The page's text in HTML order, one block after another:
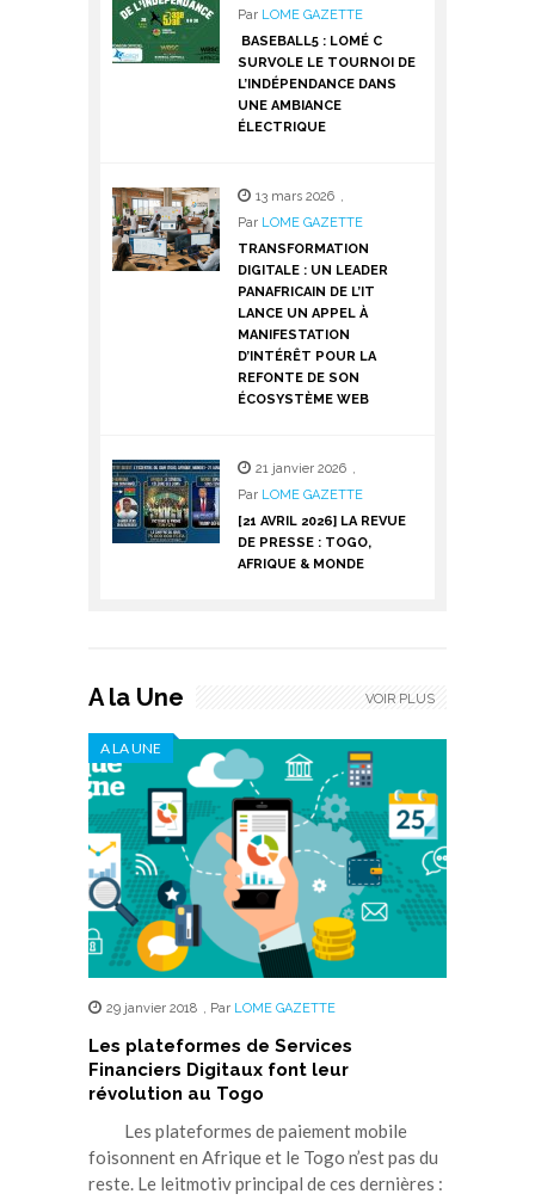
Par LOME GAZETTE
BASEBALL5 : LOMÉ C
SURVOLE LE TOURNOI DE
L’INDÉPENDANCE DANS
UNE AMBIANCE
ÉLECTRIQUE
13 mars 2026 ,
Par LOME GAZETTE
TRANSFORMATION
DIGITALE : UN LEADER
PANAFRICAIN DE L’IT
LANCE UN APPEL À
MANIFESTATION
D’INTÉRÊT POUR LA
REFONTE DE SON
ÉCOSYSTÈME WEB
21 janvier 2026 ,
Par LOME GAZETTE
[21 AVRIL 2026] LA REVUE
DE PRESSE : TOGO,
AFRIQUE & MONDE
A la Une
A LA UNE
29 janvier 2018 , Par LOME GAZETTE
Les plateformes de Services
Financiers Digitaux font leur
révolution au Togo
Les plateformes de paiement mobile
foisonnent en Afrique et le Togo n’est pas du
reste. Le leitmotiv principal de ces dernières :
VOIR PLUS